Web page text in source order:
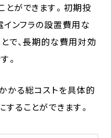
とができます。初期投
インフラの設置費用な
で、長期的な費用対効
。
かる総コストを具体的
ることができます。